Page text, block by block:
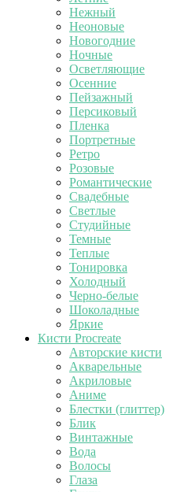
Нежный
Неоновые
Новогодние
Ночные
Осветляющие
Осенние
Пейзажный
Персиковый
Пленка
Портретные
Ретро
Розовые
Романтические
Свадебные
Светлые
Студийные
Темные
Теплые
Тонировка
Холодный
Черно-белые
Шоколадные
Яркие
Кисти Procreate
Авторские кисти
Акварельные
Акриловые
Аниме
Блестки (глиттер)
Блик
Винтажные
Вода
Волосы
Глаза